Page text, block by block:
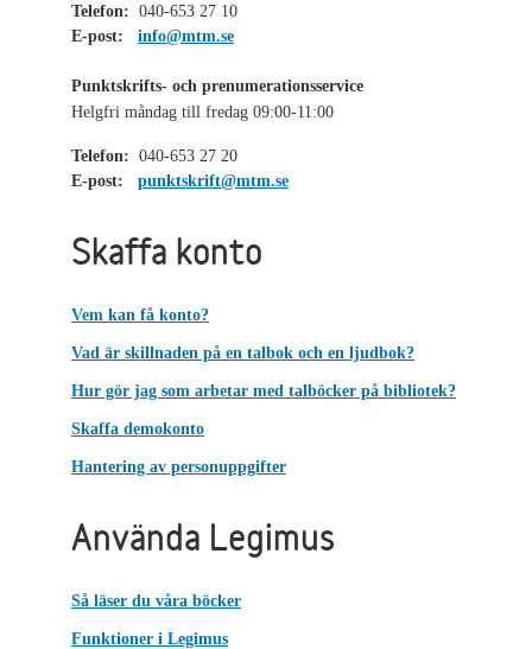
Telefon: 040-653 27 10
E-post:
info@mtm.se
Punktskrifts- och prenumerationsservice
Helgfri måndag till fredag 09:00-11:00
Telefon: 040-653 27 20
E-post:
punktskrift@mtm.se
Skaffa konto
Vem kan få konto?
Vad är skillnaden på en talbok och en ljudbok?
Hur gör jag som arbetar med talböcker på bibliotek?
Skaffa demokonto
Hantering av personuppgifter
Använda Legimus
Så läser du våra böcker
Funktioner i Legimus